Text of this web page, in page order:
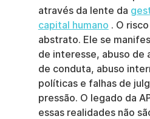
através da lente da
capital humano . O
abstrato. Ele se
de interesse, abuso de
de conduta, abuso
políticas e falhas de
pressão. O legado da
essas realidades não